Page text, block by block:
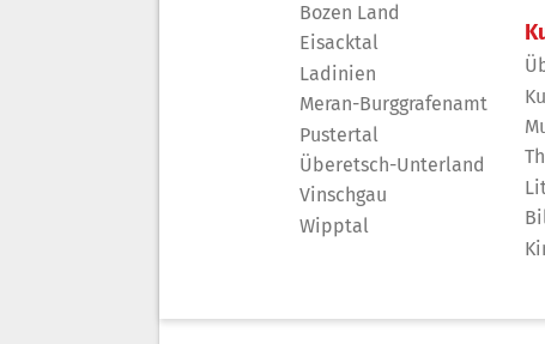
Bozen Land
Eisacktal
Ladinien
Meran-Burggrafenamt
Pustertal
Überetsch-Unterland
Vinschgau
Wipptal